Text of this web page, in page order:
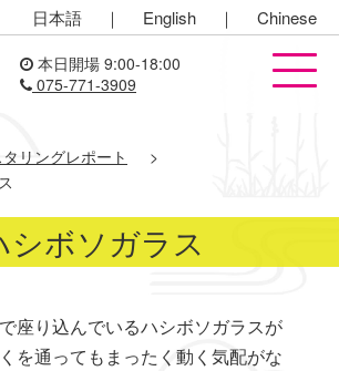
日本語 ｜ English ｜ Chinese
本日開場 9:00-18:00
075-771-3909
リングレポート
>
ボソガラス
座り込んでいるハシボソガラスが
を通ってもまったく動く気配がな